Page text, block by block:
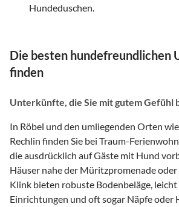
Hundeduschen.
Die besten hundefreundlichen
finden
Unterkünfte, die Sie mit gutem Gefühl
In Röbel und den umliegenden Orten
Rechlin finden Sie bei Traum-
die ausdrücklich auf Gäste mit Hund
Häuser nahe der Müritzpromenade oder
Klink bieten robuste Bodenbeläge,
Einrichtungen und oft sogar Näpfe oder